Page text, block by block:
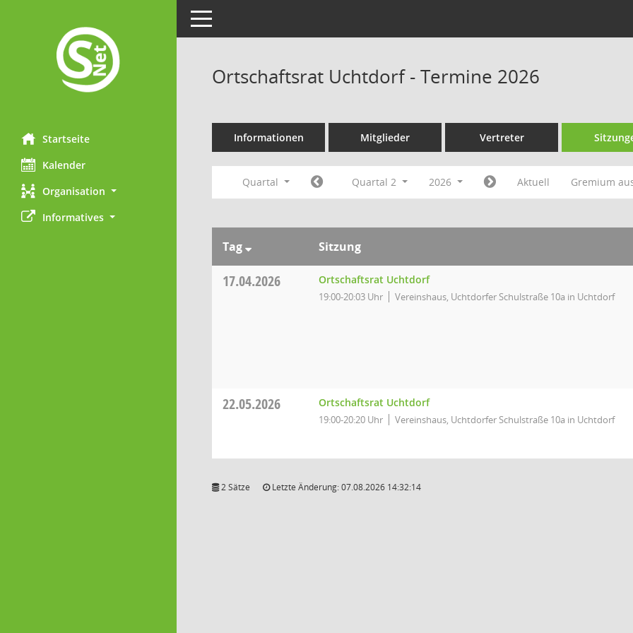
Startseite
Kalender
Organisation
Informatives
Toggle navigation
Ortschaftsrat Uchtdorf - Termine 2026
Informationen Mitglieder Vertreter
Quartal Quartal 2 2026 Aktuell Gremium
Tag Sitzung
17.04.2026 Ortschaftsrat Uchtdorf
19:00-20:03 Uhr Vereinshaus, Uchtdorfer Schulstraße 10a in Uchtdorf
22.05.2026 Ortschaftsrat Uchtdorf
19:00-20:20 Uhr Vereinshaus, Uchtdorfer Schulstraße 10a in Uchtdorf
2 Sätze Letzte Änderung: 07.08.2026 14:32:14